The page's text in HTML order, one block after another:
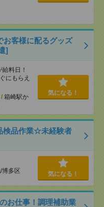
お客様に配るグッズ
]
料日！
にもらえ
/ 箱崎駅か
気になる！
品作業☆未経験者
博多区 気になる！
お仕事！調理補助業